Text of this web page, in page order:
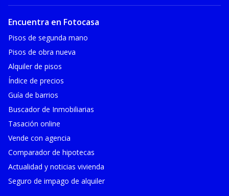
Encuentra en Fotocasa
Pisos de segunda mano
Pisos de obra nueva
Alquiler de pisos
Índice de precios
Guía de barrios
Buscador de Inmobiliarias
Tasación online
Vende con agencia
Comparador de hipotecas
Actualidad y noticias vivienda
Seguro de impago de alquiler